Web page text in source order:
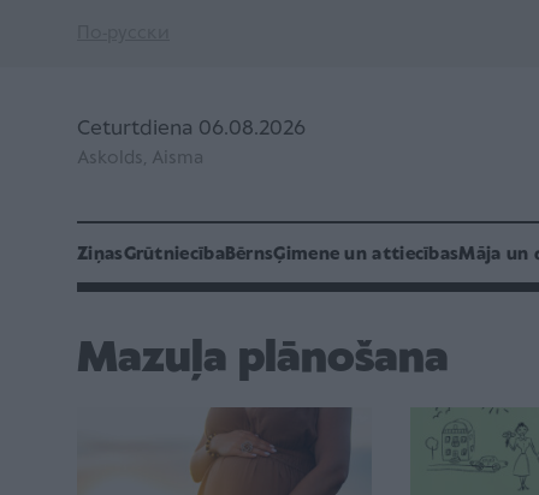
Ceturtdiena 06.08.2026
Askolds, Aisma
ZiņasGrūtniecībaBērnsĢimene un attiecībasMāja un
Mazuļa plānošana